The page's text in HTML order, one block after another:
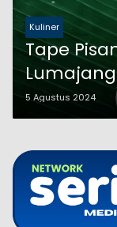
Kuliner
Tape
5 Agustus 2024